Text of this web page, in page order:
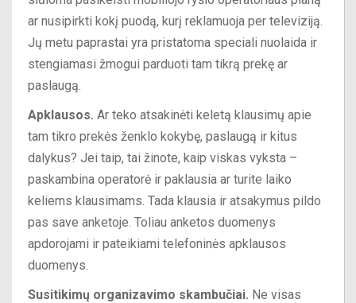
ar nusipirkti kokį puodą, kurį reklamuoja per televiziją.
Jų metu paprastai yra pristatoma speciali nuolaida ir
stengiamasi žmogui parduoti tam tikrą prekę ar
paslaugą.
Apklausos. Ar teko atsakinėti keletą klausimų apie
tam tikro prekės ženklo kokybę, paslaugą ir kitus
dalykus? Jei taip, tai žinote, kaip viskas vyksta –
paskambina operatorė ir paklausia ar turite laiko
keliems klausimams. Tada klausia ir atsakymus pildo
pas save anketoje. Toliau anketos duomenys
apdorojami ir pateikiami telefoninės apklausos
duomenys.
Susitikimų organizavimo skambučiai. Ne visas